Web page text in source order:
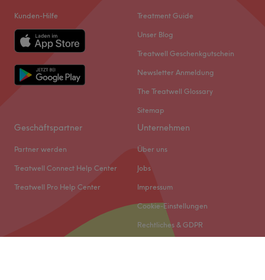
Kunden-Hilfe Treatment Guide
Unser Blog
Treatwell Geschenkgutschein
Newsletter Anmeldung
The Treatwell Glossary
Sitemap
Geschäftspartner
Partner werden
Treatwell Connect Help Center
Treatwell Pro Help Center
Unternehmen
Über uns
Jobs
Impressum
Cookie-Einstellungen
Rechtliches & GDPR